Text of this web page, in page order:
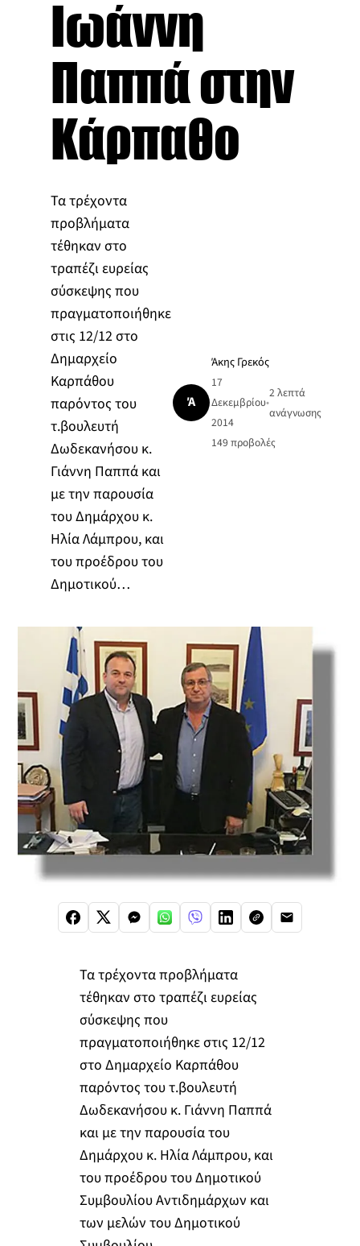
Ιωάννη
Παππά στην
Κάρπαθο
Τα τρέχοντα
προβλήματα
τέθηκαν στο
τραπέζι ευρείας
σύσκεψης που
πραγματοποιήθηκε
στις 12/12 στο
Δημαρχείο
Καρπάθου
παρόντος του
τ.βουλευτή
Δωδεκανήσου κ.
Γιάννη Παππά και
με την παρουσία
του Δημάρχου κ.
Ηλία Λάμπρου, και
του προέδρου του
Δημοτικού…
Ά
Άκης Γρεκός
17
Δεκεμβρίου
2014
•
2 λεπτά
ανάγνωσης
149 προβολές
Τα τρέχοντα προβλήματα
τέθηκαν στο τραπέζι ευρείας
σύσκεψης που
πραγματοποιήθηκε στις 12/12
στο Δημαρχείο Καρπάθου
παρόντος του τ.βουλευτή
Δωδεκανήσου κ. Γιάννη Παππά
και με την παρουσία του
Δημάρχου κ. Ηλία Λάμπρου, και
του προέδρου του Δημοτικού
Συμβουλίου Αντιδημάρχων και
των μελών του Δημοτικού